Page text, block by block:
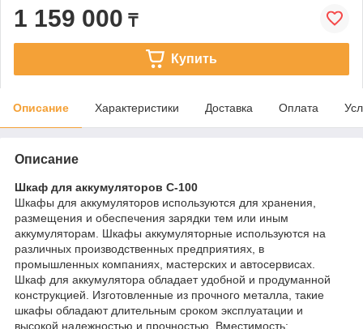
1 159 000 ₸
Купить
Описание Характеристики Доставка Оплата
Описание
Шкаф для аккумуляторов С-100
Шкафы для аккумуляторов используются для хранения,
размещения и обеспечения зарядки тем или иным
аккумуляторам. Шкафы аккумуляторные используются на
различных производственных предприятиях, в
промышленных компаниях, мастерских и автосервисах.
Шкаф для аккумулятора обладает удобной и продуманной
конструкцией. Изготовленные из прочного металла, такие
шкафы обладают длительным сроком эксплуатации и
высокой надежностью и прочностью. Вместимость: